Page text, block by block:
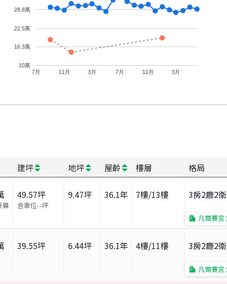
7月 11月 3月 7月 11月 3月
10萬
16.3萬
22.5萬
28.8萬
建坪 地坪 屋齡 樓層 格局
算
49.57坪
含車位--坪
9.47坪 36.1年 7樓/13樓 3房2廳2衛
凡爾賽宮
39.55坪 6.44坪 36.1年 4樓/11樓 3房2廳2衛
凡爾賽宮